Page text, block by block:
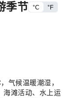
季节 °C °F
气候温暖潮湿，
海滩活动、水上运